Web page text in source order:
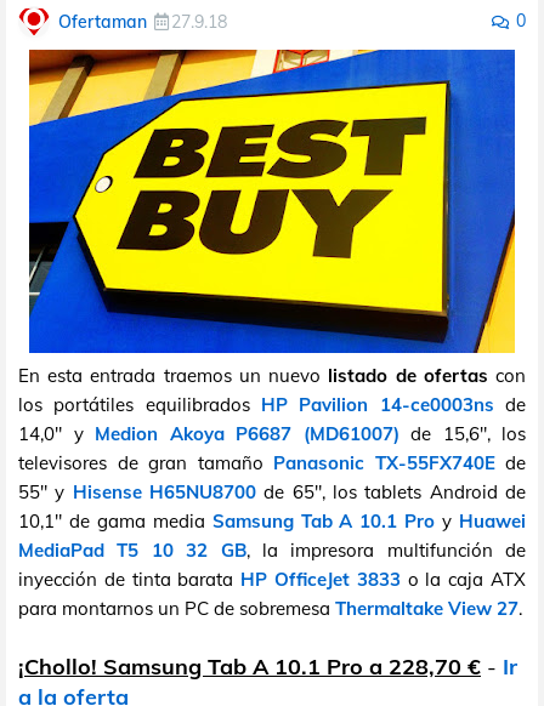
Ofertaman 27.9.18 0
En esta entrada traemos un nuevo listado de ofertas con
los portátiles equilibrados HP Pavilion 14-ce0003ns de
14,0" y Medion Akoya P6687 (MD61007) de 15,6", los
televisores de gran tamaño Panasonic TX-55FX740Ede
55" y Hisense H65NU8700 de 65", los tablets Android de
10,1" de gama media Samsung Tab A 10.1 Pro y Huawei
MediaPad T5 10 32 GB, la impresora multifunción de
inyección de tinta barata HP OfficeJet 3833 o la caja ATX
para montarnos un PC de sobremesa Thermaltake View 27.
¡Chollo! Samsung Tab A 10.1 Pro a 228,70 € - Ir
a la oferta